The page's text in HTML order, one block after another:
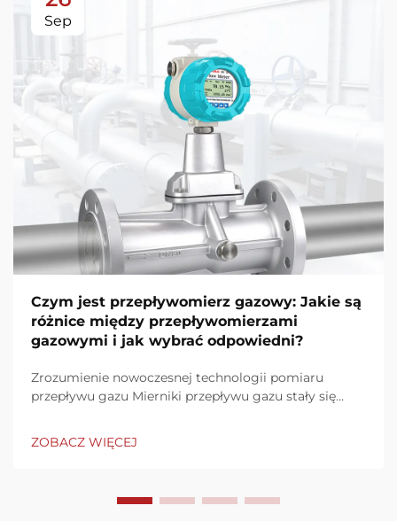
Sep
Czym jest przepływomierz gazowy: Jakie są
różnice między przepływomierzami
gazowymi i jak wybrać odpowiedni?
Zrozumienie nowoczesnej technologii pomiaru
przepływu gazu Mierniki przepływu gazu stały się
dystrybucję gazu ziemnego i monitorowanie
ZOBACZ WIĘCEJ